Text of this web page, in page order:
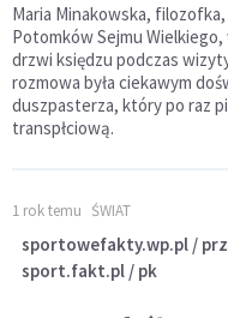
Maria Minakowska,
Potomków Sejmu
drzwi księdzu podczas
rozmowa była ciekawym
duszpasterza, który po raz
transpłciową.
1 rok temu ŚWIAT
sportowefakty.wp.pl /
sport.fakt.pl / pk